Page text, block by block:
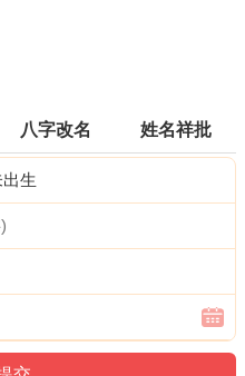
八字改名 姓名祥批
出生